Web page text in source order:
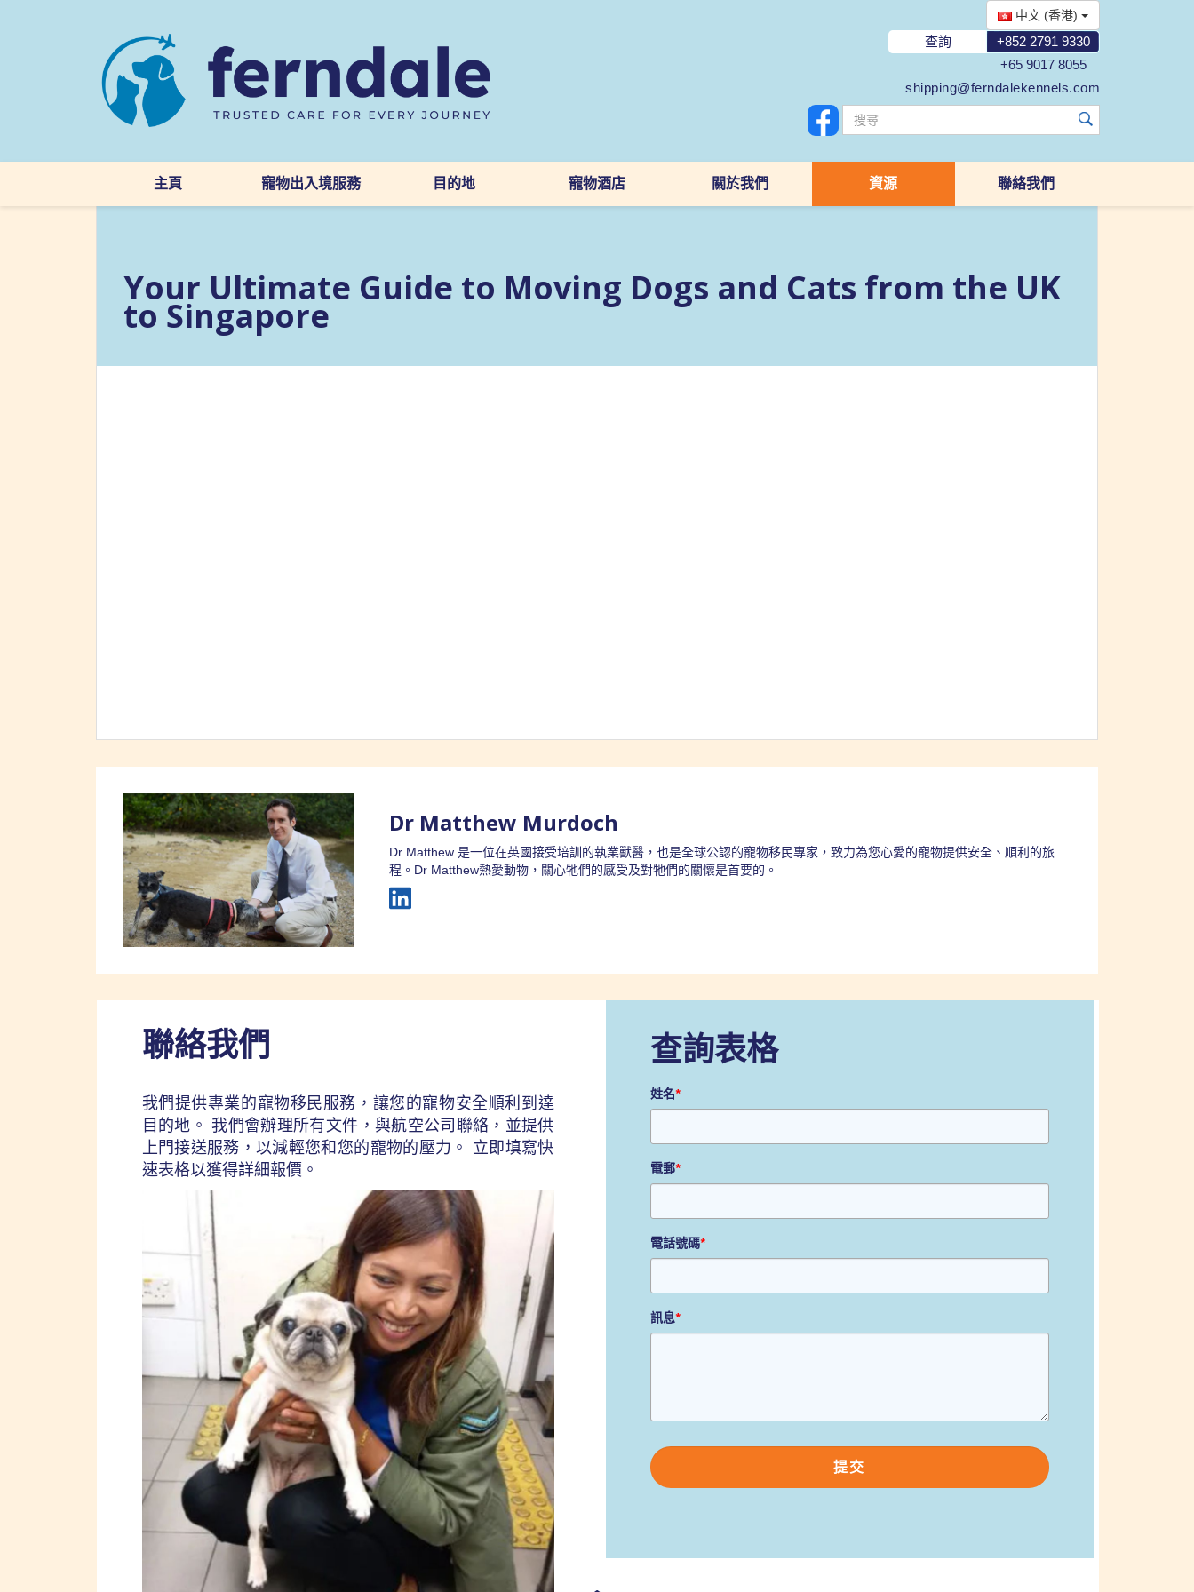
中文 (香港)
查詢
+852 2791 9330
+65 9017 8055
shipping@ferndalekennels.com
主頁 寵物出入境服務 目的地 寵物酒店 關於我們 資源 聯絡我們
Your Ultimate Guide to Moving Dogs and Cats from the UK
to Singapore
Dr Matthew Murdoch
Dr Matthew 是一位在英國接受培訓的執業獸醫，也是全球公認的寵物移民專家，致力為您心愛的寵物提供安全、順利的旅
程。Dr Matthew熱愛動物，關心牠們的感受及對牠們的關懷是首要的。
聯絡我們
我們提供專業的寵物移民服務，讓您的寵物安全順利到達
目的地。 我們會辦理所有文件，與航空公司聯絡，並提供
上門接送服務，以減輕您和您的寵物的壓力。 立即填寫快
速表格以獲得詳細報價。
查詢表格
姓名*
電郵*
電話號碼*
訊息*
leave
this
field